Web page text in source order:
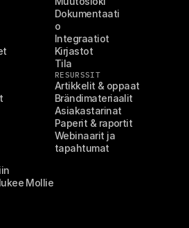
Mollie
Dokumentaati
o
Integraatiot
Kirjastot
Tila
RESURSSIT
Artikkelit & oppaat
Brändimateriaalit
Asiakastarinat
Paperit & raportit
Webinaarit ja
tapahtumat